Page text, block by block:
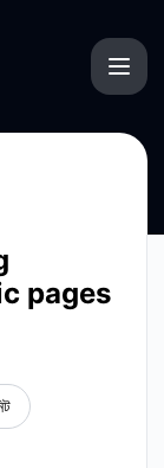
pages